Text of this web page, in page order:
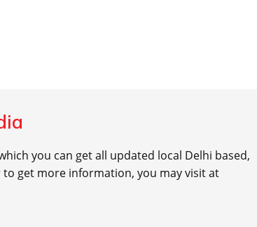
you can get all updated local Delhi based,
get more information, you may visit at